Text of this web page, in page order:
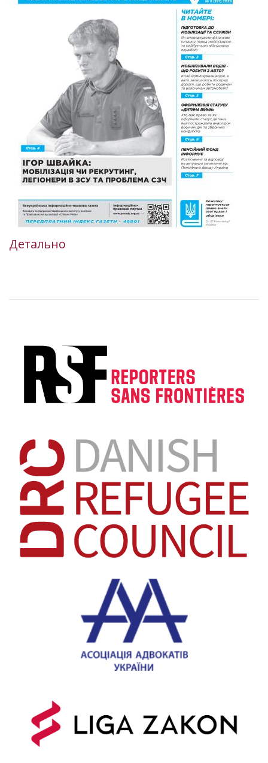
Детально